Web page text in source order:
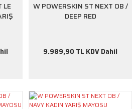
LE
W POWERSKIN ST NEXT OB /
DEEP RED
9.989,90 TL KDV Dahil